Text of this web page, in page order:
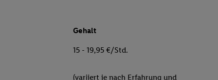
Gehalt
15 - 19,95 €/Std.
(variiert je nach Erfahrung und